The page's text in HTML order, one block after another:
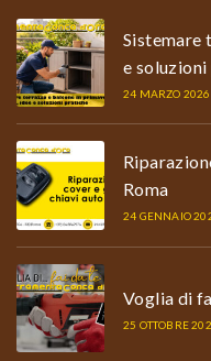
Sistemare
e
24 MARZO 2026
Roma
24 GENNAIO
Voglia di
25 OTTOBRE